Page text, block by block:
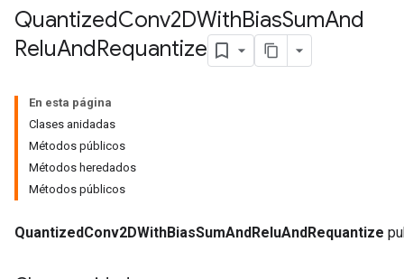
QuantizedConv2DWithBiasSumAnd
ReluAndRequantize
En esta página
Clases anidadas
Métodos públicos
Métodos heredados
Métodos públicos
QuantizedConv2DWithBiasSumAndReluAndRequantize